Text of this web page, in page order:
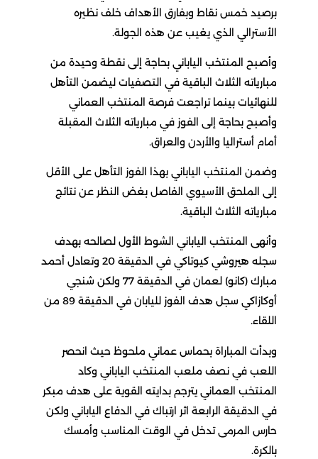
برصيد خمس نقاط وبفارق الأهداف خلف نظيره
الأسترالي الذي يغيب عن هذه الجولة.
وأصبح المنتخب الياباني بحاجة إلى نقطة وحيدة من
مبارياته الثلاث الباقية في التصفيات ليضمن التأهل
للنهائيات بينما تراجعت فرصة المنتخب العماني
وأصبح بحاجة إلى الفوز في مبارياته الثلاث المقبلة
أمام أستراليا والأردن والعراق.
وضمن المنتخب الياباني بهذا الفوز التأهل على الأقل
إلى الملحق الأسيوي الفاصل بغض النظر عن نتائج
مبارياته الثلاث الباقية.
وأنهى المنتخب الياباني الشوط الأول لصالحه بهدف
سجله هيروشي كيوتاكي في الدقيقة 20 وتعادل أحمد
مبارك (كانو) لعمان في الدقيقة 77 ولكن شنجي
أوكازاكي سجل هدف الفوز لليابان في الدقيقة 89 من
اللقاء.
وبدأت المباراة بحماس عماني ملحوظ حيث انحصر
اللعب في نصف ملعب المنتخب الياباني وكاد
المنتخب العماني يترجم بدايته القوية على هدف مبكر
في الدقيقة الرابعة اثر ارتباك في الدفاع الياباني ولكن
حارس المرمى تدخل في الوقت المناسب وأمسك
بالكرة.